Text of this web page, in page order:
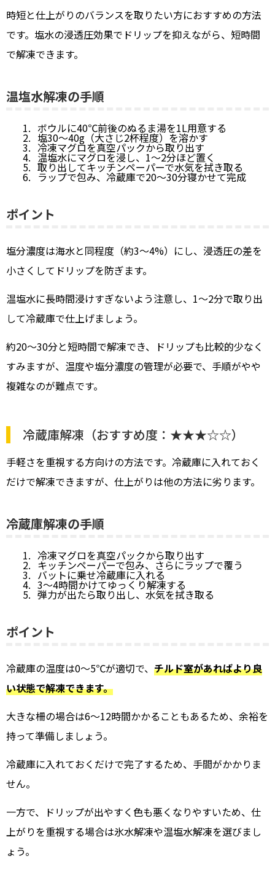
時短と仕上がりのバランスを取りたい方におすすめの方法
です。塩水の浸透圧効果でドリップを抑えながら、短時間
で解凍できます。
温塩水解凍の手順
ボウルに40℃前後のぬるま湯を1L用意する
塩30〜40g（大さじ2杯程度）を溶かす
冷凍マグロを真空パックから取り出す
温塩水にマグロを浸し、1〜2分ほど置く
取り出してキッチンペーパーで水気を拭き取る
ラップで包み、冷蔵庫で20〜30分寝かせて完成
ポイント
塩分濃度は海水と同程度（約3〜4%）にし、浸透圧の差を
小さくしてドリップを防ぎます。
温塩水に長時間浸けすぎないよう注意し、1〜2分で取り出
して冷蔵庫で仕上げましょう。
約20〜30分と短時間で解凍でき、ドリップも比較的少なく
すみますが、温度や塩分濃度の管理が必要で、手順がやや
複雑なのが難点です。
冷蔵庫解凍（おすすめ度：★★★☆☆）
手軽さを重視する方向けの方法です。冷蔵庫に入れておく
だけで解凍できますが、仕上がりは他の方法に劣ります。
冷蔵庫解凍の手順
冷凍マグロを真空パックから取り出す
キッチンペーパーで包み、さらにラップで覆う
バットに乗せ冷蔵庫に入れる
3〜4時間かけてゆっくり解凍する
弾力が出たら取り出し、水気を拭き取る
ポイント
冷蔵庫の温度は0〜5℃が適切で、 チルド室があればより良
い状態で解凍できます。
大きな柵の場合は6〜12時間かかることもあるため、余裕を
持って準備しましょう。
冷蔵庫に入れておくだけで完了するため、手間がかかりま
せん。
一方で、ドリップが出やすく色も悪くなりやすいため、仕
上がりを重視する場合は氷水解凍や温塩水解凍を選びまし
ょう。